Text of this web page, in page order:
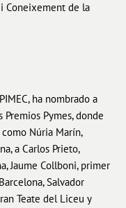
i Coneixement de la
ha nombrado a
Pymes, donde
Núria Marín,
a Carlos Prieto,
Jaume Collboni, primer
Salvador
Teate del Liceu y